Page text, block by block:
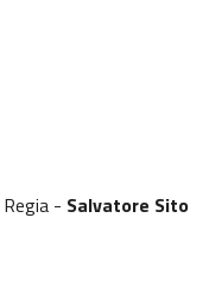
Regia - Salvatore Sito